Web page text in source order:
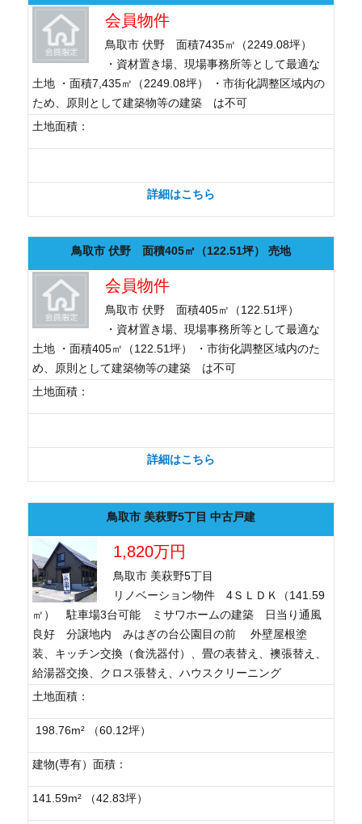
会員物件
鳥取市 伏野 面積7435㎡（2249.08坪）
・資材置き場、現場事務所等として最適な
土地 ・面積7,435㎡（2249.08坪） ・市街化調整区域内の
ため、原則として建築物等の建築 は不可
土地面積：
詳細はこちら
鳥取市 伏野 面積405㎡（122.51坪） 売地
会員物件
鳥取市 伏野 面積405㎡（122.51坪）
・資材置き場、現場事務所等として最適な
土地 ・面積405㎡（122.51坪） ・市街化調整区域内のた
め、原則として建築物等の建築 は不可
土地面積：
詳細はこちら
鳥取市 美萩野5丁目 中古戸建
1,820万円
鳥取市 美萩野5丁目
リノベーション物件 4ＳＬＤＫ（141.59
㎡） 駐車場3台可能 ミサワホームの建築 日当り通風
良好 分譲地内 みはぎの台公園目の前 外壁屋根塗
装、キッチン交換（食洗器付）、畳の表替え、襖張替え、
給湯器交換、クロス張替え、ハウスクリーニング
土地面積：
198.76m² （60.12坪）
建物(専有）面積：
141.59m² （42.83坪）